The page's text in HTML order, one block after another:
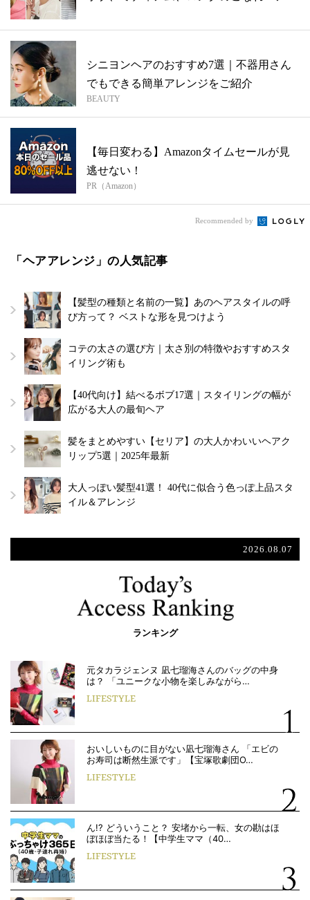
シニヨンヘアのおすすめ7選｜不器用さん
でもできる簡単アレンジをご紹介
BEAUTY
【毎日変わる】Amazonタイムセールが見
逃せない！
PR（Amazon）
Recommended by
「ヘアアレンジ」の人気記事
【髪型の種類と名前の一覧】あのヘアスタイルの呼
び方って？ ベストな形を見つけよう
コテの太さの選び方｜太さ別の特徴やおすすめスタ
イリング術も
【40代向け】結べるボブ17選｜スタイリングの幅が
広がる大人の最旬ヘア
髪をまとめやすい【セリア】の大人かわいいヘアク
リップ5選｜2025年最新
大人っぽい髪型41選！ 40代に似合う色っぽ上品スタ
イル＆アレンジ
2026.08.07
ランキング
元タカラジェンヌ 凪七瑠海さんのバッグの中身
は？ 「ユニークな小物を楽しみながら…
LIFESTYLE
おいしいものに目がない凪七瑠海さん 「エビの
お寿司は断然生派です」【宝塚歌劇団O…
LIFESTYLE
ん!? どういうこと？ 安堵から一転、女の勘はほ
ぼほぼ当たる！【中学生ママ（40…
LIFESTYLE